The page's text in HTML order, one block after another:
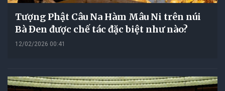
Tượng Phật Câu Na Hàm Mâu Ni trên núi
Bà Đen được chế tác đặc biệt như nào?
12/02/2026 00:41